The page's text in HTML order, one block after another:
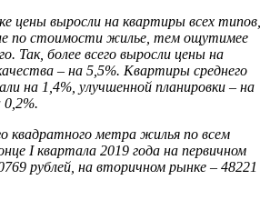
цены выросли на квартиры всех типов,
по стоимости жилье, тем ощутимее
Так, более всего выросли цены на
– на 5,5%. Квартиры среднего
на 1,4%, улучшенной планировки – на
0,2%.
квадратного метра жилья по всем
I квартала 2019 года на первичном
рублей, на вторичном рынке – 48221